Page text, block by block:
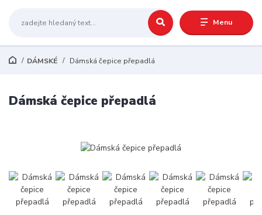
Menu
DÁMSKÉ Dámská čepice přepadlá
Dámská čepice přepadlá